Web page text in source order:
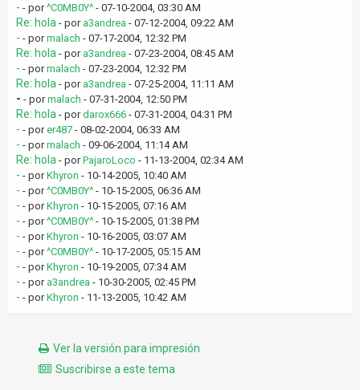
- - por^C0MB0Y^ - 07-10-2004, 03:30 AM
Re: hola - por a3andrea - 07-12-2004, 09:22 AM
- - pormalach - 07-17-2004, 12:32 PM
Re: hola - por a3andrea - 07-23-2004, 08:45 AM
- - pormalach - 07-23-2004, 12:32 PM
Re: hola - por a3andrea - 07-25-2004, 11:11 AM
- - pormalach - 07-31-2004, 12:50 PM
Re: hola - pordarox666 - 07-31-2004, 04:31 PM
- - porer487 - 08-02-2004, 06:33 AM
- - pormalach - 09-06-2004, 11:14 AM
Re: hola - porPajaroLoco - 11-13-2004, 02:34 AM
- - porKhyron - 10-14-2005, 10:40 AM
- - por^C0MB0Y^ - 10-15-2005, 06:36 AM
- - porKhyron - 10-15-2005, 07:16 AM
- - por^C0MB0Y^ - 10-15-2005, 01:38 PM
- - porKhyron - 10-16-2005, 03:07 AM
- - por^C0MB0Y^ - 10-17-2005, 05:15 AM
- - porKhyron - 10-19-2005, 07:34 AM
- - por a3andrea - 10-30-2005, 02:45 PM
- - porKhyron - 11-13-2005, 10:42 AM
Ver la versión para impresión
Suscribirse a este tema